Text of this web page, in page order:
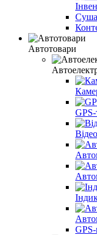
Автотовари
GPS-